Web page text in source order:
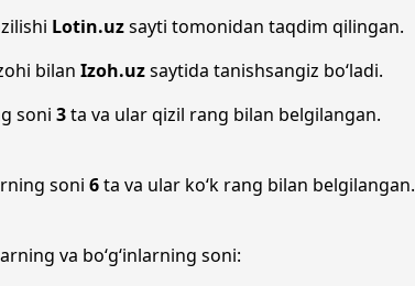
Lotin.uzsayti tomonidan taqdim qilingan.
bilan Izoh.uzsaytida tanishsangiz bo‘ladi.
soni 3ta va ular qizil rang bilan belgilangan.
soni 6ta va ular ko‘k rang bilan belgilangan.
va bo‘g‘inlarning soni: